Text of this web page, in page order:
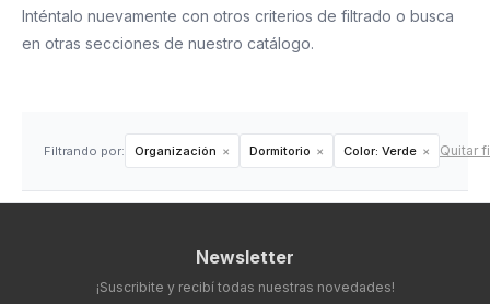
Inténtalo nuevamente con otros criterios de filtrado o busca
en otras secciones de nuestro catálogo.
Filtrando por: Organización Dormitorio Color: Verde Quitar
Newsletter
¡Suscribite y recibí todas nuestras novedades!